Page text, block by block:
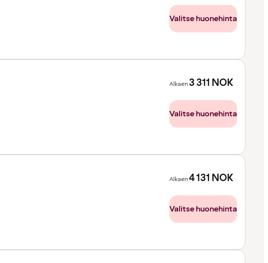
Valitse huonehinta
Alkaen3 311 NOK
Valitse huonehinta
Alkaen4 131 NOK
Valitse huonehinta